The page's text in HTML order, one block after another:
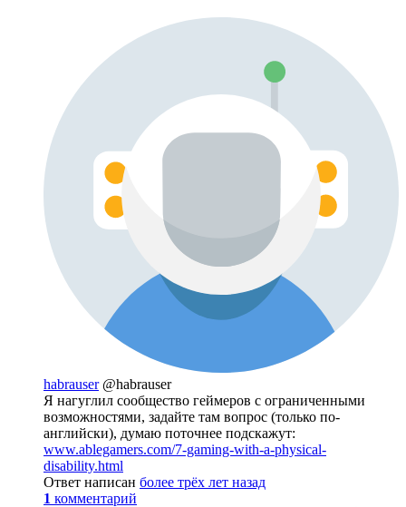
habrauser @habrauser
Я нагуглил сообщество геймеров с ограниченными
возможностями, задайте там вопрос (только по-
английски), думаю поточнее подскажут:
www.ablegamers.com/7-gaming-with-a-physical-
disability.html
Ответ написан более трёх лет назад
1 комментарий